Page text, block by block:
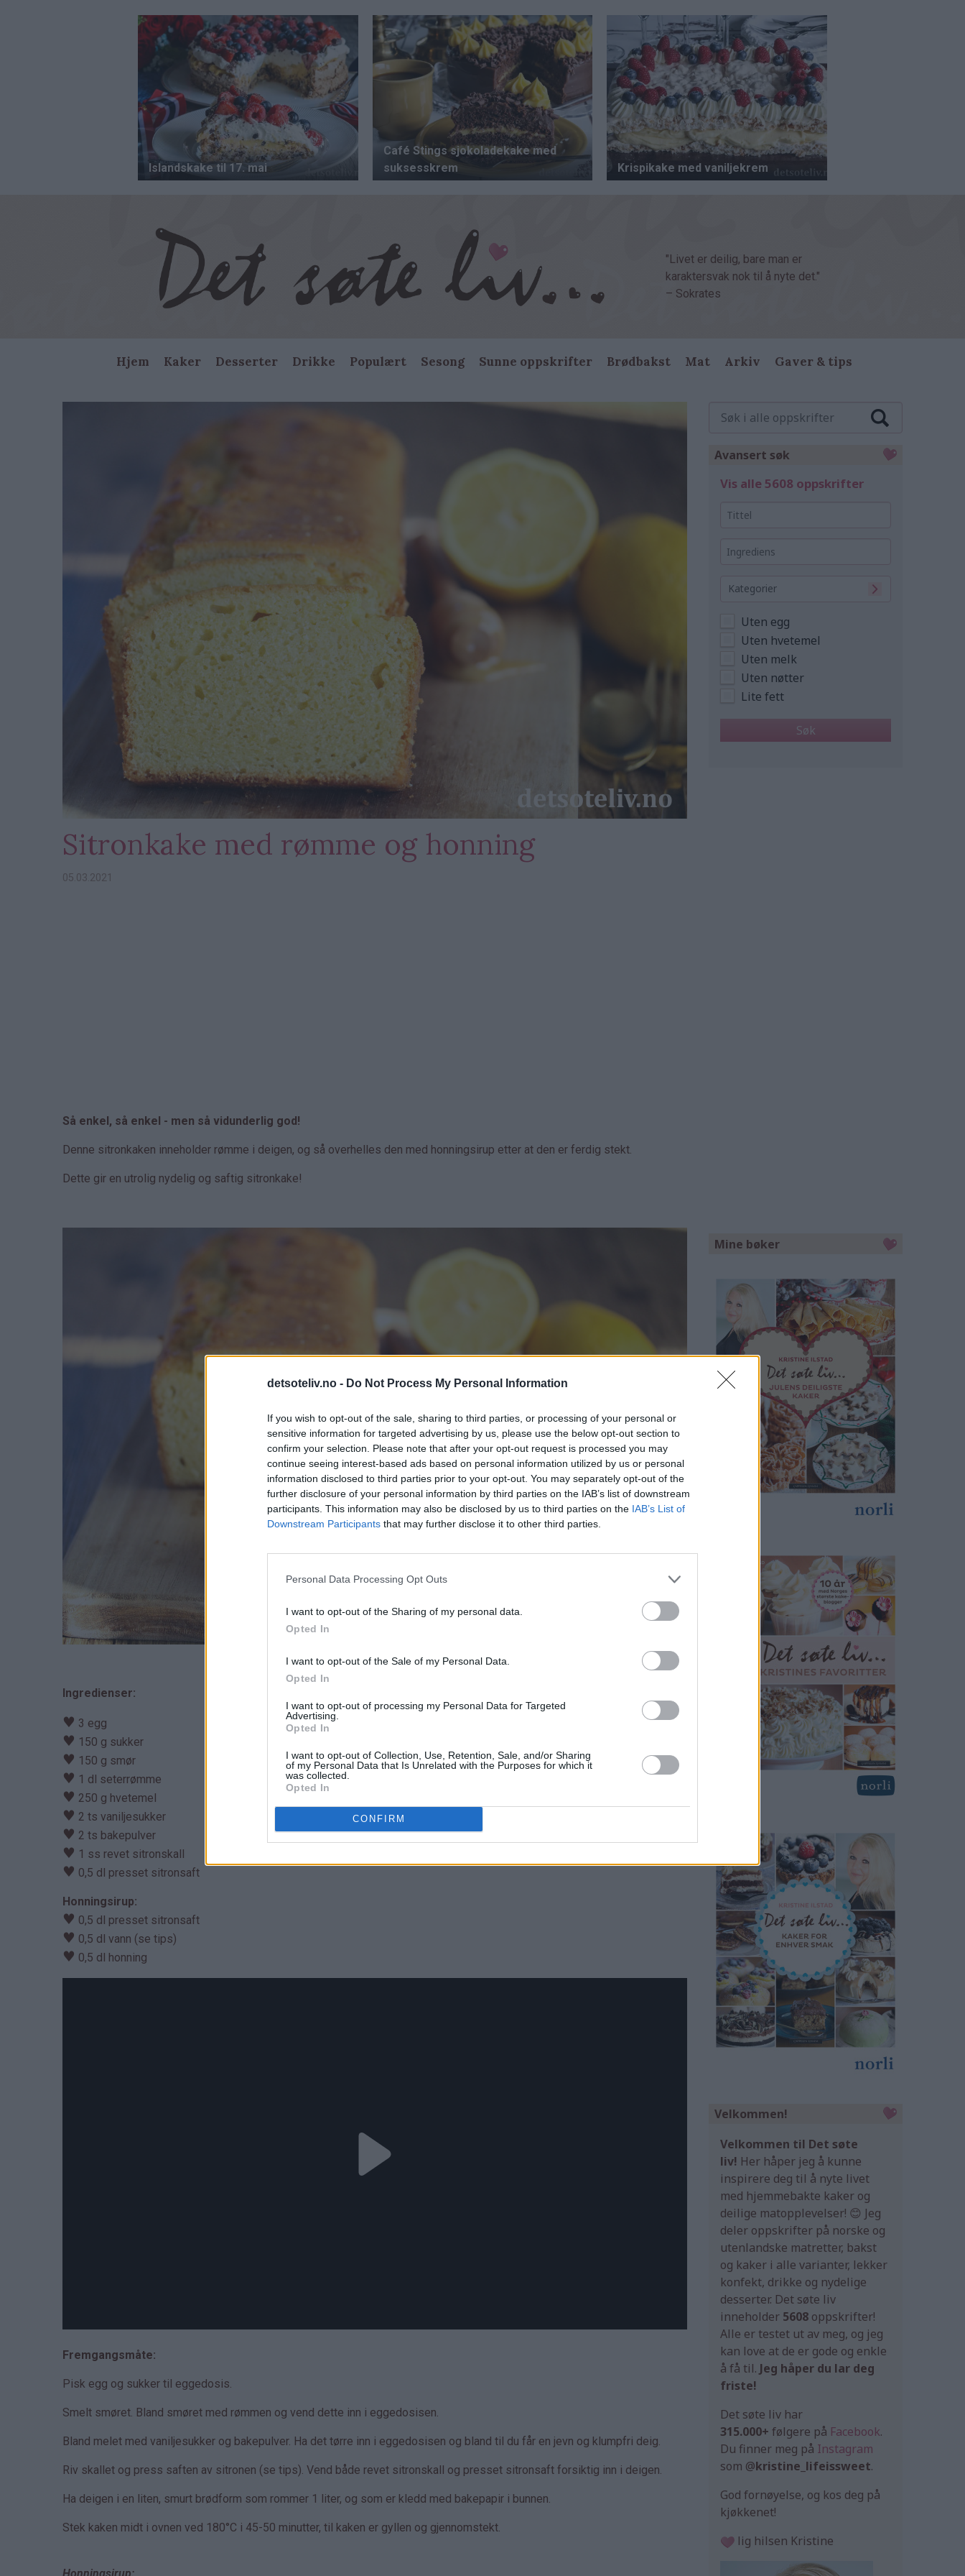
detsoteliv.no - Do Not Process My Personal Information
If you wish to opt-out of the sale, sharing to third parties, or processing of your personal or
sensitive information for targeted advertising by us, please use the below opt-out section to
confirm your selection. Please note that after your opt-out request is processed you may
continue seeing interest-based ads based on personal information utilized by us or personal
information disclosed to third parties prior to your opt-out. You may separately opt-out of the
further disclosure of your personal information by third parties on the IAB’s list of downstream
participants. This information may also be disclosed by us to third parties on the IAB’s List of
Downstream Participants that may further disclose it to other third parties.
Personal Data Processing Opt Outs
I want to opt-out of the Sharing of my personal data.
Opted In
I want to opt-out of the Sale of my Personal Data.
Opted In
I want to opt-out of processing my Personal Data for Targeted
Advertising.
Opted In
I want to opt-out of Collection, Use, Retention, Sale, and/or Sharing
of my Personal Data that Is Unrelated with the Purposes for which it
was collected.
Opted In
CONFIRM
"Livet er deilig, bare man er
karaktersvak nok til å nyte det."
– Sokrates
Main
navigation
Hjem Kaker Desserter Drikke Populært Sesong Sunne oppskrifter Brødbakst Mat Arkiv Gaver & tips
Sitronkake med rømme og honning
05.03.2021
Så enkel, så enkel - men så vidunderlig god!
Denne sitronkaken inneholder rømme i deigen, og så overhelles den med honningsirup etter at den er ferdig stekt.
Dette gir en utrolig nydelig og saftig sitronkake!
Ingredienser:
♥ 3 egg
♥ 150 g sukker
♥ 150 g smør
♥ 1 dl seterrømme
♥ 250 g hvetemel
♥ 2 ts vaniljesukker
♥ 2 ts bakepulver
♥ 1 ss revet sitronskall
♥ 0,5 dl presset sitronsaft
Honningsirup:
♥ 0,5 dl presset sitronsaft
♥ 0,5 dl vann (se tips)
♥ 0,5 dl honning
Fremgangsmåte:
Pisk egg og sukker til eggedosis.
Smelt smøret. Bland smøret med rømmen og vend dette inn i eggedosisen.
Bland melet med vaniljesukker og bakepulver. Ha det tørre inn i eggedosisen og bland til du får en jevn og klumpfri deig.
Riv skallet og press saften av sitronen (se tips). Vend både revet sitronskall og presset sitronsaft forsiktig inn i deigen.
Ha deigen i en liten, smurt brødform som rommer 1 liter, og som er kledd med bakepapir i bunnen.
Stek kaken midt i ovnen ved 180°C i 45-50 minutter, til kaken er gyllen og gjennomstekt.
Avansert søk
Vis alle 5608 oppskrifter
Kategorier
Uten egg
Uten hvetemel
Uten melk
Uten nøtter
Lite fett
Mine bøker
Velkommen!
Velkommen til Det søte
liv! Her håper jeg å kunne
inspirere deg til å nyte livet
med hjemmebakte kaker og
deilige matopplevelser! 😊 Jeg
deler oppskrifter på norske og
utenlandske matretter, bakst
og kaker i alle varianter, lekker
konfekt, drikke og nydelige
desserter. Det søte liv
inneholder 5608 oppskrifter!
Alle er testet ut av meg, og jeg
kan love at de er gode og enkle
å få til. Jeg håper du lar deg
friste!
Det søte liv har
315.000+ følgere på Facebook.
Du finner meg på Instagram
som @kristine_lifeissweet.
God fornøyelse, og kos deg på
kjøkkenet!
lig hilsen Kristine